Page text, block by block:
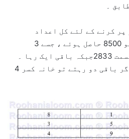
۔
کرنے کے لئے کل اعداد
8512سے 12 عدد نفی کئے تو 8500 حاصل ہوئے ، جسے 3
پرتقسیم کیا گیا حاصل قسمت 2833جبکہ باقی ایک رہا ۔
لہٰذا خانہ کسر 7 ہوا ۔ اگر باقی دو رہتے تو خانہ کسر 4